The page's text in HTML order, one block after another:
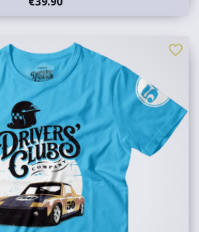
favorite_border